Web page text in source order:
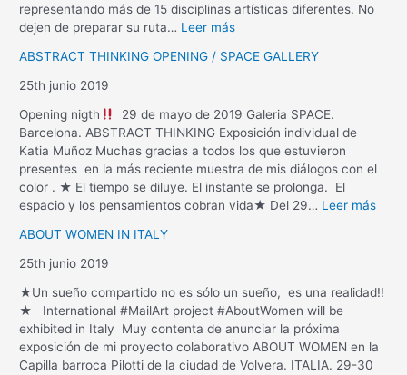
representando más de 15 disciplinas artísticas diferentes. No
dejen de preparar su ruta… Leer más
ABSTRACT THINKING OPENING / SPACE GALLERY
25th junio 2019
Opening nigth
29 de mayo de 2019 Galeria SPACE.
Barcelona. ABSTRACT THINKING Exposición individual de
Katia Muñoz Muchas gracias a todos los que estuvieron
presentes en la más reciente muestra de mis diálogos con el
color . ★ El tiempo se diluye. El instante se prolonga. El
espacio y los pensamientos cobran vida★ Del 29… Leer más
ABOUT WOMEN IN ITALY
25th junio 2019
★Un sueño compartido no es sólo un sueño, es una realidad!!
★ International #MailArt project #AboutWomen will be
exhibited in Italy Muy contenta de anunciar la próxima
exposición de mi proyecto colaborativo ABOUT WOMEN en la
Capilla barroca Pilotti de la ciudad de Volvera. ITALIA. 29-30